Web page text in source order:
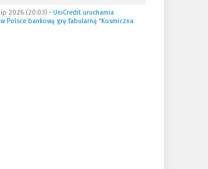
2026 (20:03)• UniCredit uruchamia
Polsce bankową grę fabularną “Kosmiczna